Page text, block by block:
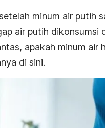
minum air putih
air putih dikonsumsi
apakah minum air
di sini.